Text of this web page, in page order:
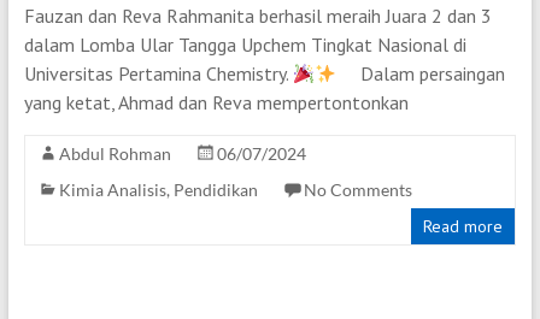
Fauzan dan Reva Rahmanita berhasil meraih Juara 2 dan 3
dalam Lomba Ular Tangga Upchem Tingkat Nasional di
Universitas Pertamina Chemistry.
Dalam persaingan
yang ketat, Ahmad dan Reva mempertontonkan
Abdul Rohman
06/07/2024
Kimia Analisis, Pendidikan No Comments
Read more